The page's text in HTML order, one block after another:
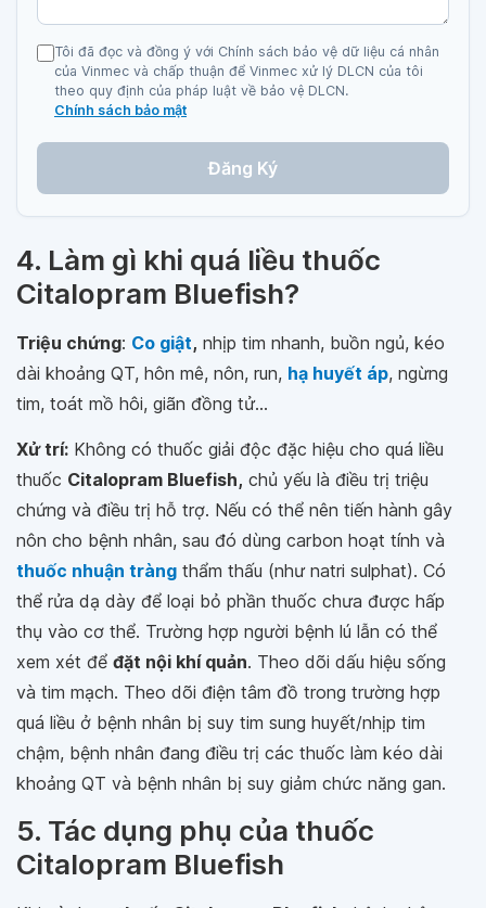
Tôi đã đọc và đồng ý với Chính sách bảo vệ dữ liệu cá nhân
của Vinmec và chấp thuận để Vinmec xử lý DLCN của tôi
theo quy định của pháp luật về bảo vệ DLCN.
Chính sách bảo mật
Đăng Ký
4. Làm gì khi quá liều thuốc
Citalopram Bluefish?
Triệu chứng: Co giật, nhịp tim nhanh, buồn ngủ, kéo
dài khoảng QT, hôn mê, nôn, run, hạ huyết áp, ngừng
tim, toát mồ hôi, giãn đồng tử...
Xử trí: Không có thuốc giải độc đặc hiệu cho quá liều
thuốc Citalopram Bluefish, chủ yếu là điều trị triệu
chứng và điều trị hỗ trợ. Nếu có thể nên tiến hành gây
nôn cho bệnh nhân, sau đó dùng carbon hoạt tính và
thuốc nhuận tràng thẩm thấu (như natri sulphat). Có
thể rửa dạ dày để loại bỏ phần thuốc chưa được hấp
thụ vào cơ thể. Trường hợp người bệnh lú lẫn có thể
xem xét để đặt nội khí quản. Theo dõi dấu hiệu sống
và tim mạch. Theo dõi điện tâm đồ trong trường hợp
quá liều ở bệnh nhân bị suy tim sung huyết/nhịp tim
chậm, bệnh nhân đang điều trị các thuốc làm kéo dài
khoảng QT và bệnh nhân bị suy giảm chức năng gan.
5. Tác dụng phụ của thuốc
Citalopram Bluefish